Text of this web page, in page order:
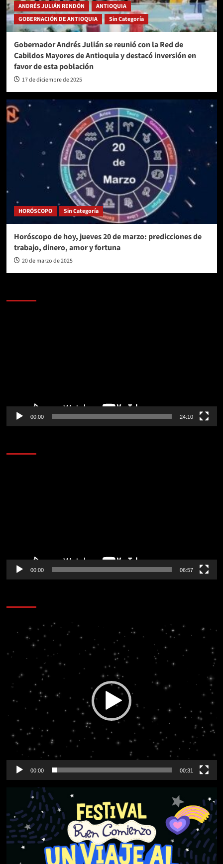
ANDRÉS JULIÁN RENDÓN
ANTIOQUIA
GOBERNACIÓN DE ANTIOQUIA
Sin Categoría
Gobernador Andrés Julián se reunió con la Red de
Cabildos Mayores de Antioquia y destacó inversión en
favor de esta población
17 de diciembre de 2025
HORÓSCOPO Sin Categoría
Horóscopo de hoy, jueves 20 de marzo: predicciones de
trabajo, dinero, amor y fortuna
20 de marzo de 2025
00:00 24:10
00:00 06:57
Reproductor
vídeo
00:00 00:31